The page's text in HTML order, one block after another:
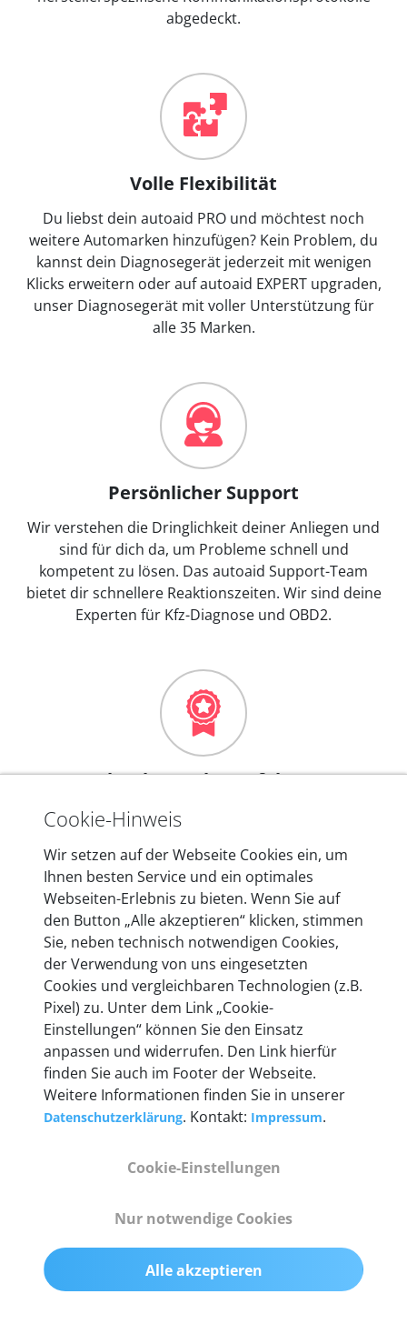
abgedeckt.
Volle Flexibilität
Du liebst dein autoaid PRO und möchtest noch
weitere Automarken hinzufügen? Kein Problem, du
kannst dein Diagnosegerät jederzeit mit wenigen
Klicks erweitern oder auf autoaid EXPERT upgraden,
unser Diagnosegerät mit voller Unterstützung für
alle 35 Marken.
Persönlicher Support
Wir verstehen die Dringlichkeit deiner Anliegen und
sind für dich da, um Probleme schnell und
kompetent zu lösen. Das autoaid Support-Team
bietet dir schnellere Reaktionszeiten. Wir sind deine
Experten für Kfz-Diagnose und OBD2.
Mehr als 10 Jahre Erfahrung
In den Kfz-Diagnosegeräten von autoaid stecken
entwickeln wir unsere Produkte am Standort in
Berlin laufend weiter. Auf diese Qualität vertrauen
heute mehr als 60.000 Privatkunden und
Unternehmen.
Technische Details &
Lieferumfang
55 mm x 25 mm x 12 mm
200 g
Cookie-Hinweis
Wir setzen auf der Webseite Cookies ein, um
Ihnen besten Service und ein optimales
Webseiten-Erlebnis zu bieten. Wenn Sie auf
den Button „Alle akzeptieren“ klicken, stimmen
Sie, neben technisch notwendigen Cookies,
der Verwendung von uns eingesetzten
Cookies und vergleichbaren Technologien (z.B.
Pixel) zu. Unter dem Link „Cookie-
Einstellungen“ können Sie den Einsatz
anpassen und widerrufen. Den Link hierfür
finden Sie auch im Footer der Webseite.
Weitere Informationen finden Sie in unserer
Datenschutzerklärung. Kontakt: Impressum.
Cookie-Einstellungen
Nur notwendige Cookies
Alle akzeptieren